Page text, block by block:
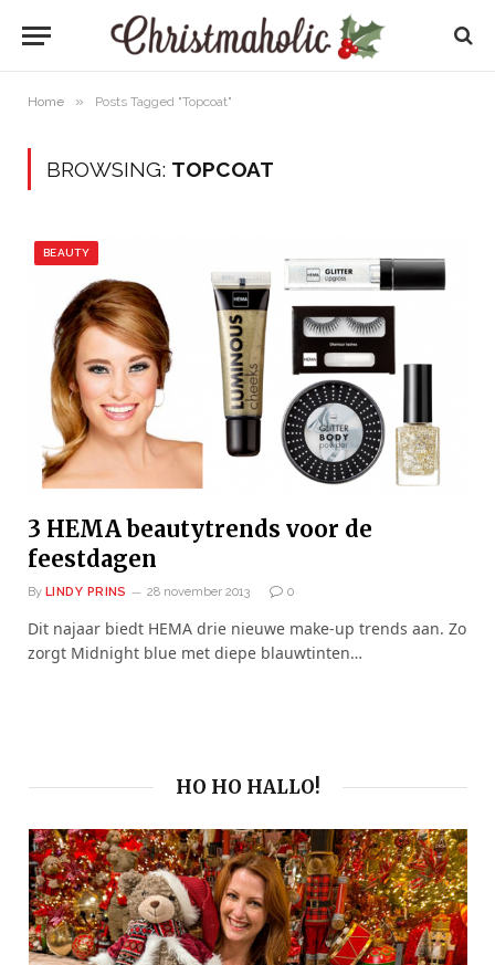
Home » Posts Tagged "Topcoat"
BROWSING: TOPCOAT
BEAUTY
3 HEMA beautytrends voor de
feestdagen
By LINDY PRINS 28 november 2013 0
Dit najaar biedt HEMA drie nieuwe make-up trends aan. Zo
zorgt Midnight blue met diepe blauwtinten…
HO HO HALLO!